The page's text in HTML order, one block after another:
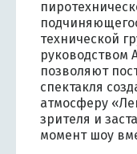
технической
руководством
позволяют
спектакля
атмосферу
зрителя и
момент шоу